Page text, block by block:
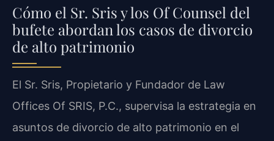
Cómo el Sr. Sris y los Of Counsel del
bufete abordan los casos de divorcio
de alto patrimonio
El Sr. Sris, Propietario y Fundador de Law
Offices Of SRIS, P.C., supervisa la estrategia en
asuntos de divorcio de alto patrimonio en el